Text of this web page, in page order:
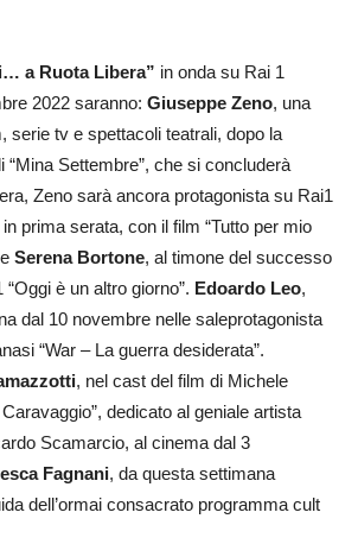
a Ruota Libera” in onda su Rai 1
2022 saranno: Giuseppe Zeno, una
serie tv e spettacoli teatrali, dopo la
“Mina Settembre”, che si concluderà
Zeno sarà ancora protagonista su Rai1
prima serata, con il film “Tutto per mio
Serena Bortone, al timone del successo
è un altro giorno”. Edoardo Leo,
dal 10 novembre nelle saleprotagonista
“War – La guerra desiderata”.
, nel cast del film di Michele
Caravaggio”, dedicato al geniale artista
Scamarcio, al cinema dal 3
Fagnani, da questa settimana
dell’ormai consacrato programma cult